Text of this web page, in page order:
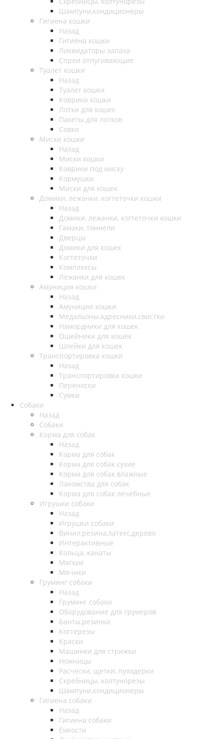
Шампуни,кондиционеры
Гигиена кошки
Назад
Гигиена кошки
Ликвидаторы запаха
Спреи отпугивающие
Туалет кошки
Назад
Туалет кошки
Коврики кошки
Лотки для кошек
Пакеты для лотков
Совки
Миски кошки
Назад
Миски кошки
Коврики под миску
Кормушки
Миски для кошек
Домики, лежанки, когтеточки кошки
Назад
Домики, лежанки, когтеточки кошки
Гамаки, тоннели
Дверцы
Домики для кошек
Когтеточки
Комплексы
Лежанки для кошек
Амуниция кошки
Назад
Амуниция кошки
Медальоны,адресники,свистки
Намордники для кошек
Ошейники для кошек
Шлейки для кошек
Транспортировка кошки
Назад
Транспортировка кошки
Переноски
Сумки
Собаки
Назад
Собаки
Корма для собак
Назад
Корма для собак
Корма для собак сухие
Корма для собак влажные
Лакомства для собак
Корма для собак лечебные
Игрушки собаки
Назад
Игрушки собаки
Винил,резина,латекс,дерево
Интерактивные
Кольца, канаты
Мягкие
Мячики
Груминг собаки
Назад
Груминг собаки
Оборудование для грумеров
Банты,резинки
Когтерезы
Краски
Машинки для стрижки
Ножницы
Расчески, щетки, пуходерки
Скребницы, колтунорезы
Шампуни,кондиционеры
Гигиена собаки
Назад
Гигиена собаки
Емкости